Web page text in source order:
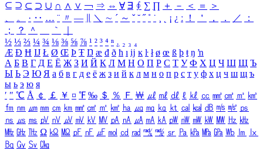
⊆ ⊇ ⊂ ⊃ ∪ ∩ ∧ ∨ ￢ ⇒ ⇔ ∀ ∃ ∮ ∑ ∏ ＋ － ＜ ＝
＞
、
。 · ‥ … ¨ 〃 ― ＼ ∼ ´ ～ ˇ ˘ ˝ ˚ ˙ ¸ ¡ ¿ ː ！ ＇ ， ． ／
：
；
？ ＾ ｀
½ ⅓ ⅔ ¼ ¾ ⅛ ⅜ ⅝ ⅞ ¹ ² ³ ⁴ ⁿ ₁ ₂ ₃ ₄
Æ Ð Ħ Ĳ Ł Ø Œ Þ Ŧ Ŋ æ đ ð ħ ı ĳ ĸ ŀ ł ø œ ß þ ŧ ŋ ŉ
А Б В Г Д Е Ё Ж З И Й К Л М Н О П Р С Т У Ф Х Ц Ч Ш Щ Ъ
Ы Ь Э Ю Я а б в г д е ё ж з и й к л м н о п р с т у ф х ц ч ш щ ъ
ы ь э ю я
′ ″ ℃ Å ￠ ￡ ￥ ¤ ℉ ‰ ＄ ％ Ｆ ￦ ㎕ ㎖ ㎗ ℓ ㎘ ㏄ ㎣ ㎤ ㎥ ㎦
㎙ ㎚ ㎛ ㎜ ㎝ ㎞ ㎟ ㎠ ㎡ ㎢ ㏊ ㎍ ㎎ ㎏ ㏏ ㎈ ㎉ ㏈ ㎧ ㎨ ㎰
㎱ ㎲ ㎳ ㎴ ㎵ ㎶ ㎷ ㎸ ㎹ ㎀ ㎁ ㎂ ㎃ ㎄ ㎺ ㎻ ㎽ ㎾ ㎿ ㎐ ㎑
㎒ ㎓ ㎔ Ω ㏀ ㏁ ㎊ ㎋ ㎌ ㏖ ㏅ ㎭ ㎮ ㎯ ㏛ ㎩ ㎪ ㎫ ㎬ ㏝ ㏐
㏓
㏃ ㏉ ㏜ ㏆